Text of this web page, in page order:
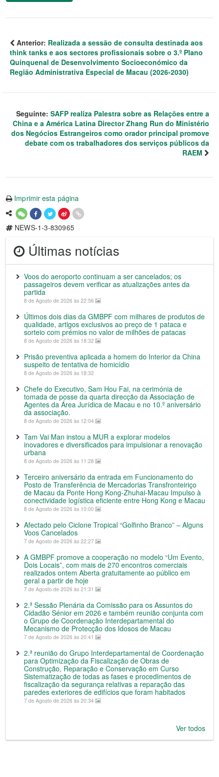
Anterior: Realizada a sessão de consulta destinada aos
think tanks e aos sectores profissionais sobre o 3.º Plano
Quinquenal de Desenvolvimento Socioeconómico da
Região Administrativa Especial de Macau (2026-2030)
Seguinte: SAFP realiza Palestra sobre as Relações entre a
China e a América Latina Director Zhang Run do Ministério
dos Negócios Estrangeiros como orador principal promove
debate com os trabalhadores dos serviços públicos da
RAEM
Imprimir esta página
NEWS-1-3-830965
Últimas notícias
Voos do aeroporto continuam a ser cancelados; os
passageiros devem verificar as atualizações antes da
partida
8 de Agosto de 2026 às 22:56
Últimos dois dias da GMBPF com milhares de produtos de
qualidade, artigos exclusivos ao preço de 1 pataca e
sorteio com prémios no valor de milhões de patacas
8 de Agosto de 2026 às 18:32
Prisão preventiva aplicada a homem do Interior da China
suspeito de tentativa de homicídio
8 de Agosto de 2026 às 18:32
Chefe do Executivo, Sam Hou Fai, na cerimónia de
tomada de posse da quarta direcção da Associação de
Agentes da Área Jurídica de Macau e no 10.º aniversário
da associação.
8 de Agosto de 2026 às 12:04
Tam Vai Man instou a MUR a explorar modelos
inovadores e diversificados para impulsionar a renovação
urbana
8 de Agosto de 2026 às 11:28
Terceiro aniversário da entrada em Funcionamento do
Posto de Transferência de Mercadorias Transfronteiriço
de Macau da Ponte Hong Kong-Zhuhai-Macau Impulso à
conectividade logística eficiente entre Hong Kong e Macau
8 de Agosto de 2026 às 10:00
Afectado pelo Ciclone Tropical “Golfinho Branco” – Alguns
Voos Cancelados
7 de Agosto de 2026 às 22:27
A GMBPF promove a cooperação no modelo “Um Evento,
Dois Locais”, com mais de 270 encontros comerciais
realizados ontem Aberta gratuitamente ao público em
geral a partir de hoje
7 de Agosto de 2026 às 21:31
2.ª Sessão Plenária da Comissão para os Assuntos do
Cidadão Sénior em 2026 e também reunião conjunta com
o Grupo de Coordenação Interdepartamental do
Mecanismo de Protecção dos Idosos de Macau
7 de Agosto de 2026 às 20:41
2.ª reunião do Grupo Interdepartamental de Coordenação
para Optimização da Fiscalização de Obras de
Construção, Reparação e Conservação em Curso
Sistematização de todas as fases e procedimentos de
fiscalização da segurança relativas a reparação das
paredes exteriores de edifícios que foram habitados
7 de Agosto de 2026 às 20:34
Ver todos